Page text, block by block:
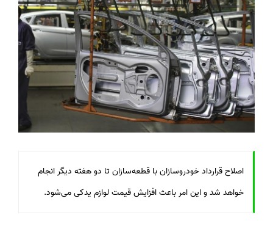
اصلاح قرارداد خودروسازان با قطعه‌سازان تا دو هفته دیگر انجام
خواهد شد و این امر باعث افزایش قیمت لوازم یدکی می‌شود.